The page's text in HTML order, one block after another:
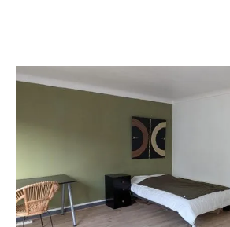
NANTES 44
, 1 pièce
Appartement T1 à vendre
115 000 €
Visiter le site dédié